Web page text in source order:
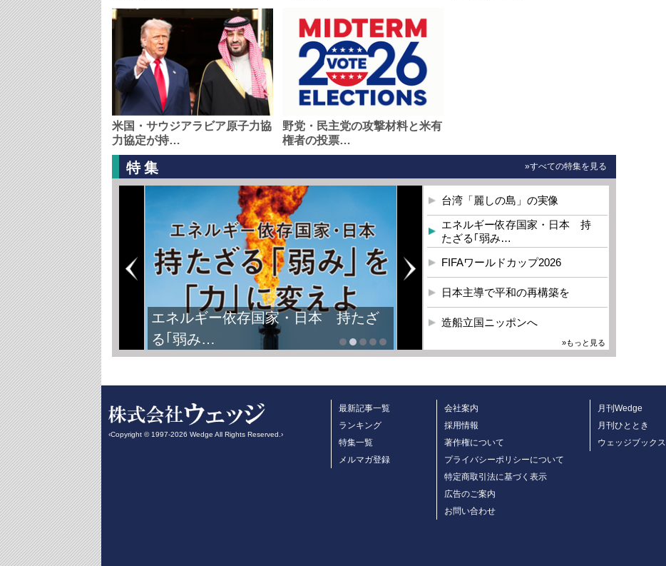
米国・サウジアラビア原子力協
力協定が持…
野党・民主党の攻撃材料と米有
権者の投票…
特集 »すべての特集を見る
エネルギー依存国家・日本 持たざ
る｢弱み…
台湾「麗しの島」の実像
エネルギー依存国家・日本 持
たざる｢弱み…
FIFAワールドカップ2026
日本主導で平和の再構築を
造船立国ニッポンへ
»もっと見る
‹Copyright © 1997-2026 Wedge All Rights Reserved.›
最新記事一覧
ランキング
特集一覧
メルマガ登録
会社案内
採用情報
著作権について
プライバシーポリシーについて
特定商取引法に基づく表示
広告のご案内
お問い合わせ
月刊Wedge
月刊ひととき
ウェッジブックス